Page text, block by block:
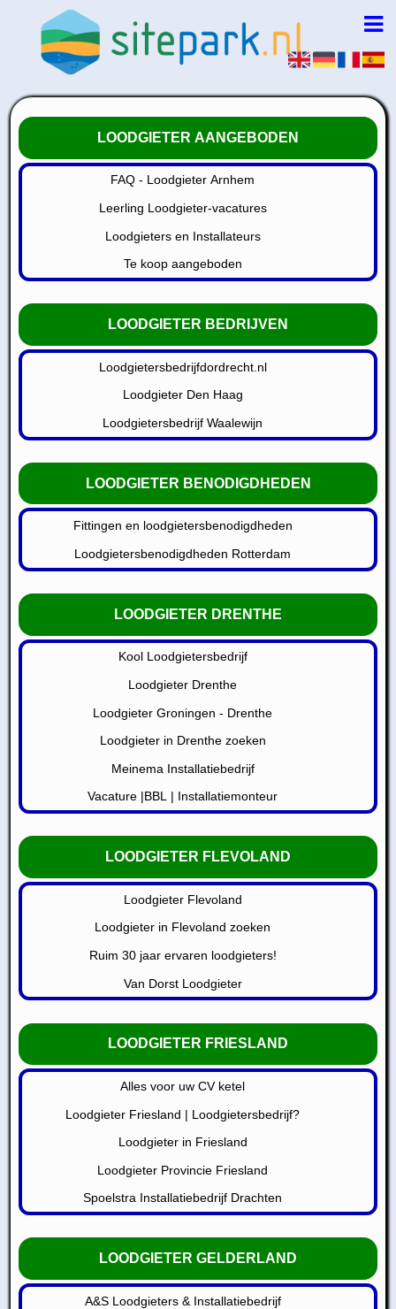
LOODGIETER AANGEBODEN
FAQ - Loodgieter Arnhem
Leerling Loodgieter-vacatures
Loodgieters en Installateurs
Te koop aangeboden
LOODGIETER BEDRIJVEN
Loodgietersbedrijfdordrecht.nl
Loodgieter Den Haag
Loodgietersbedrijf Waalewijn
LOODGIETER BENODIGDHEDEN
Fittingen en loodgietersbenodigdheden
Loodgietersbenodigdheden Rotterdam
LOODGIETER DRENTHE
Kool Loodgietersbedrijf
Loodgieter Drenthe
Loodgieter Groningen - Drenthe
Loodgieter in Drenthe zoeken
Meinema Installatiebedrijf
Vacature |BBL | Installatiemonteur
LOODGIETER FLEVOLAND
Loodgieter Flevoland
Loodgieter in Flevoland zoeken
Ruim 30 jaar ervaren loodgieters!
Van Dorst Loodgieter
LOODGIETER FRIESLAND
Alles voor uw CV ketel
Loodgieter Friesland | Loodgietersbedrijf?
Loodgieter in Friesland
Loodgieter Provincie Friesland
Spoelstra Installatiebedrijf Drachten
LOODGIETER GELDERLAND
A&S Loodgieters & Installatiebedrijf